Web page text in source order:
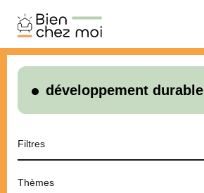
Bien
Chez
Moi
développement durable
Filtres
Thèmes